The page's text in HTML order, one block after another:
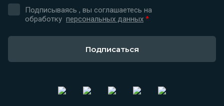
Подписываясь , вы соглашаетесь на
обработку персональных данных *
Подписаться